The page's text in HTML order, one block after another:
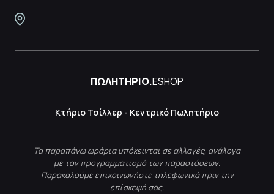
ΠΩΛΗΤΗΡΙΟ.ESHOP
Κτήριο Τσίλλερ - Κεντρικό Πωλητήριο
Τα παραπάνω ωράρια υπόκεινται σε αλλαγές, ανάλογα
με τον προγραμματισμό των παραστάσεων.
Παρακαλούμε επικοινωνήστε τηλεφωνικά πριν την
επίσκεψή σας.